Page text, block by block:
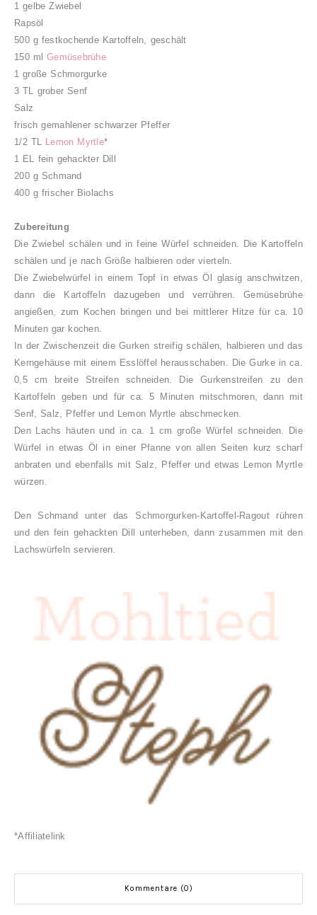
1 gelbe Zwiebel
Rapsöl
500 g festkochende Kartoffeln, geschält
150 mlGemüsebrühe
1 große Schmorgurke
3 TL grober Senf
Salz
frisch gemahlener schwarzer Pfeffer
1/2 TL Lemon Myrtle*
1 EL fein gehackter Dill
200 g Schmand
400 g frischer Biolachs
Zubereitung
Die Zwiebel schälen und in feine Würfel schneiden. Die Kartoffeln
schälen und je nach Größe halbieren oder vierteln.
Die Zwiebelwürfel in einem Topf in etwas Öl glasig anschwitzen,
dann die Kartoffeln dazugeben und verrühren. Gemüsebrühe
angießen, zum Kochen bringen und bei mittlerer Hitze für ca. 10
Minuten gar kochen.
In der Zwischenzeit die Gurken streifig schälen, halbieren und das
Kerngehäuse mit einem Esslöffel herausschaben. Die Gurke in ca.
0,5 cm breite Streifen schneiden. Die Gurkenstreifen zu den
Kartoffeln geben und für ca. 5 Minuten mitschmoren, dann mit
Senf, Salz, Pfeffer und Lemon Myrtle abschmecken.
Den Lachs häuten und in ca. 1 cm große Würfel schneiden. Die
Würfel in etwas Öl in einer Pfanne von allen Seiten kurz scharf
anbraten und ebenfalls mit Salz, Pfeffer und etwas Lemon Myrtle
würzen.
Den Schmand unter das Schmorgurken-Kartoffel-Ragout rühren
und den fein gehackten Dill unterheben, dann zusammen mit den
Lachswürfeln servieren.
*Affiliatelink
Kommentare (0)